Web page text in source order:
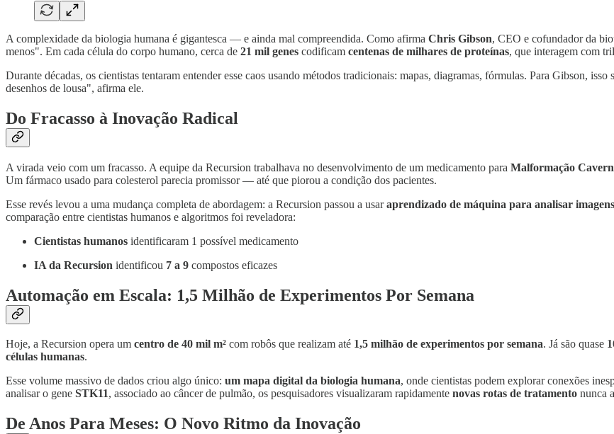
A complexidade da biologia humana é gigantesca — e ainda mal compreendida. Como afirma Chris Gibson, CEO e cofundador da
menos". Em cada célula do corpo humano, cerca de 21 mil genes codificam centenas de milhares de proteínas, que interagem com
Durante décadas, os cientistas tentaram entender esse caos usando métodos tradicionais: mapas, diagramas, fórmulas. Para Gibson,
desenhos de lousa", afirma ele.
Do Fracasso à Inovação Radical
A virada veio com um fracasso. A equipe da Recursion trabalhava no desenvolvimento de um medicamento para Malformação
Um fármaco usado para colesterol parecia promissor — até que piorou a condição dos pacientes.
Esse revés levou a uma mudança completa de abordagem: a Recursion passou a usaraprendizado de máquina para analisar
comparação entre cientistas humanos e algoritmos foi reveladora:
Cientistas humanos identificaram 1 possível medicamento
IA da Recursion identificou 7 a 9 compostos eficazes
Automação em Escala: 1,5 Milhão de Experimentos Por Semana
Hoje, a Recursion opera um centro de 40 mil m² com robôs que realizam até 1,5 milhão de experimentos por semana. Já são quase
células humanas.
Esse volume massivo de dados criou algo único: um mapa digital da biologia humana, onde cientistas podem explorar conexões
analisar o gene STK11, associado ao câncer de pulmão, os pesquisadores visualizaram rapidamente novas rotas de tratamento nunca
De Anos Para Meses: O Novo Ritmo da Inovação